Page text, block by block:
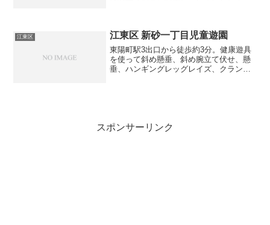
江東区 江東区 新砂一丁目児童遊園
東陽町駅3出口から徒歩約3分。健康遊具
を使って斜め懸垂、斜め腕立て伏せ、懸
垂、ハンギングレッグレイズ、クラン
スポンサーリンク